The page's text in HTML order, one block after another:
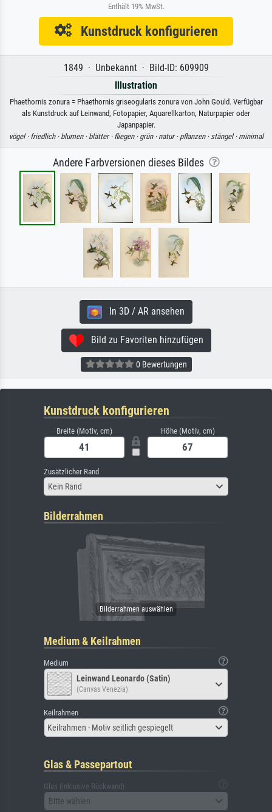
Enthält 19% MwSt.
Kunstdruck konfigurieren
1849 · Unbekannt · Bild-ID: 609909
Illustration
Phaethornis zonura = Phaethornis griseogularis zonura von John Gould. Verfügbar
als Kunstdruck auf Leinwand, Fotopapier, Aquarellkarton, Naturpapier oder
Japanpapier.
vögel · friedlich · blumen · blätter · fliegen · grün · natur · pflanzen · stängel · minimal
Andere Farbversionen dieses Bildes
In 3D / AR ansehen
Bild zu Favoriten hinzufügen
0 Bewertungen
Kunstdruck konfigurieren
Breite (Motiv, cm) Höhe (Motiv, cm)
Zusätzlicher Rand
Kein Rand
Bilderrahmen
Medium & Keilrahmen
Medium
Leinwand Leonardo (Satin)
(Canvas Venezia)
Keilrahmen
Keilrahmen - Motiv seitlich gespiegelt
Glas & Passepartout
Glas (inklusive Rückwand)
Bitte wählen